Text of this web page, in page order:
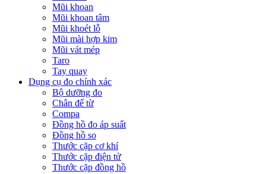
Mũi khoan
Mũi khoan tâm
Mũi khoét lỗ
Mũi mài hợp kim
Mũi vát mép
Taro
Tay quay
Dụng cụ đo chính xác
Bộ dưỡng đo
Chân đế từ
Compa
Đồng hồ đo áp suất
Đồng hồ so
Thước cặp cơ khí
Thước cặp điện tử
Thước cặp đồng hồ